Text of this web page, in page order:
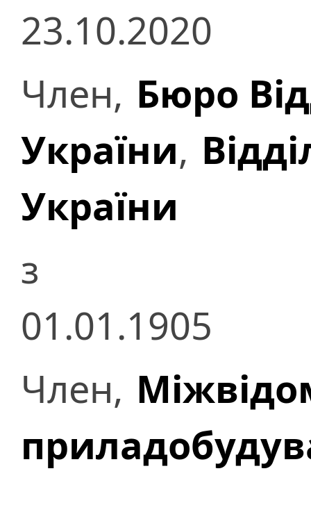
23.10.2020
Член, Бюро
України,
України
з
01.01.1905
Член,